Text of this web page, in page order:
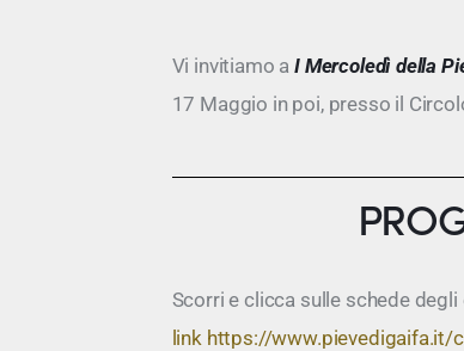
Vi invitiamo aI Mercoledì della
17 Maggio in poi, presso il
Scorri e clicca sulle schede
link https://www.pievedigaifa.it/